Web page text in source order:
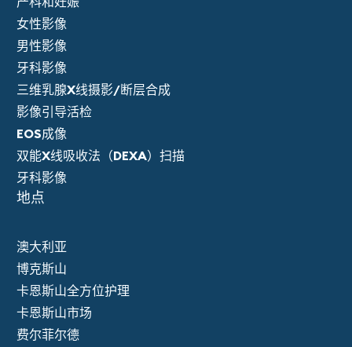
女性影像
男性影像
牙科影像
三维乳腺X线摄影/断层合成
影像引导活检
EOS成像
双能X线吸收法（DEXA）扫描
牙科影像
地点
澳大利亚
博克斯山
卡恩斯山全方位护理
卡恩斯山市场
费尔菲尔德